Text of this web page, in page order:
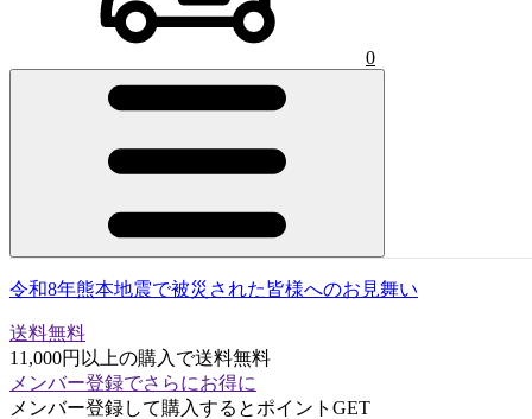
0
令和8年熊本地震で被災された皆様へのお見舞い
送料無料
11,000円以上の購入で送料無料
メンバー登録でさらにお得に
メンバー登録して購入するとポイントGET